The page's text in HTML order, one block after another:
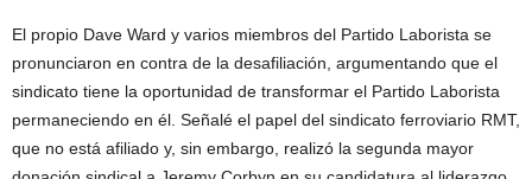
El propio Dave Ward y varios miembros del Partido Laborista se
pronunciaron en contra de la desafiliación, argumentando que el
sindicato tiene la oportunidad de transformar el Partido Laborista
permaneciendo en él. Señalé el papel del sindicato ferroviario RMT,
que no está afiliado y, sin embargo, realizó la segunda mayor